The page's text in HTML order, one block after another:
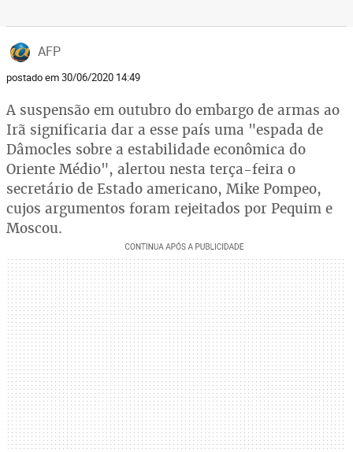
AFP
postado em 30/06/2020 14:49
A suspensão em outubro do embargo de armas ao
Irã significaria dar a esse país uma "espada de
Dâmocles sobre a estabilidade econômica do
Oriente Médio", alertou nesta terça-feira o
secretário de Estado americano, Mike Pompeo,
cujos argumentos foram rejeitados por Pequim e
Moscou.